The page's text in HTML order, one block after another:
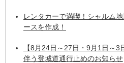
レンタカーで満喫！シャルム
ースを作成！
【8月24日～27日・9月1日～
伴う登城道通行止めのお知らせ